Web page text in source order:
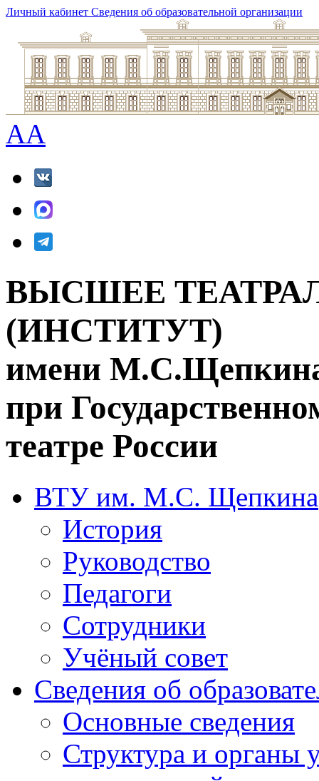
Личный кабинет Сведения об образовательной организации
AA
ВЫСШЕЕ
(ИНСТИТУТ)
имени
при
театре России
ВТУ им. М.С. Щепкина
История
Руководство
Педагоги
Сотрудники
Учёный совет
Сведения об
Основные сведения
Структура и органы